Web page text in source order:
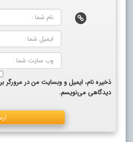
ذخیره نام، ایمیل و وبسایت من در مرورگر
دیدگاهی می‌نویسم.